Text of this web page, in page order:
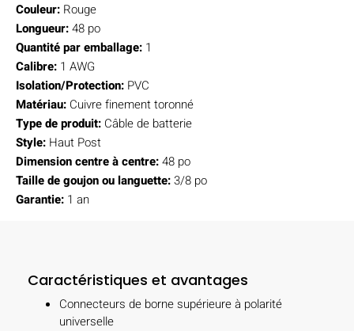
Couleur: Rouge
Longueur:48 po
Quantité par emballage: 1
Calibre: 1 AWG
Isolation/Protection: PVC
Matériau: Cuivre finement toronné
Type de produit: Câble de batterie
Style: Haut Post
Dimension centre à centre:48 po
Taille de goujon ou languette:3/8 po
Garantie: 1 an
Caractéristiques et avantages
Connecteurs de borne supérieure à polarité
universelle